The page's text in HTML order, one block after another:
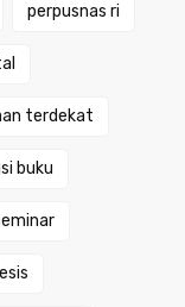
perpusnas ri
terdekat
buku